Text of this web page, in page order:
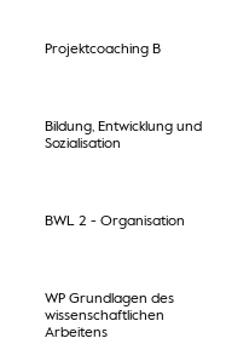
Projektcoaching B
Bildung, Entwicklung und
Sozialisation
BWL 2 - Organisation
WP Grundlagen des
wissenschaftlichen
Arbeitens